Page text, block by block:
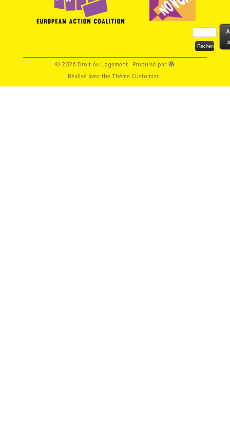
Rechercher :
· © 2026 Droit Au Logement· Propulsé par
·
Réalisé avec theThème Customizr·